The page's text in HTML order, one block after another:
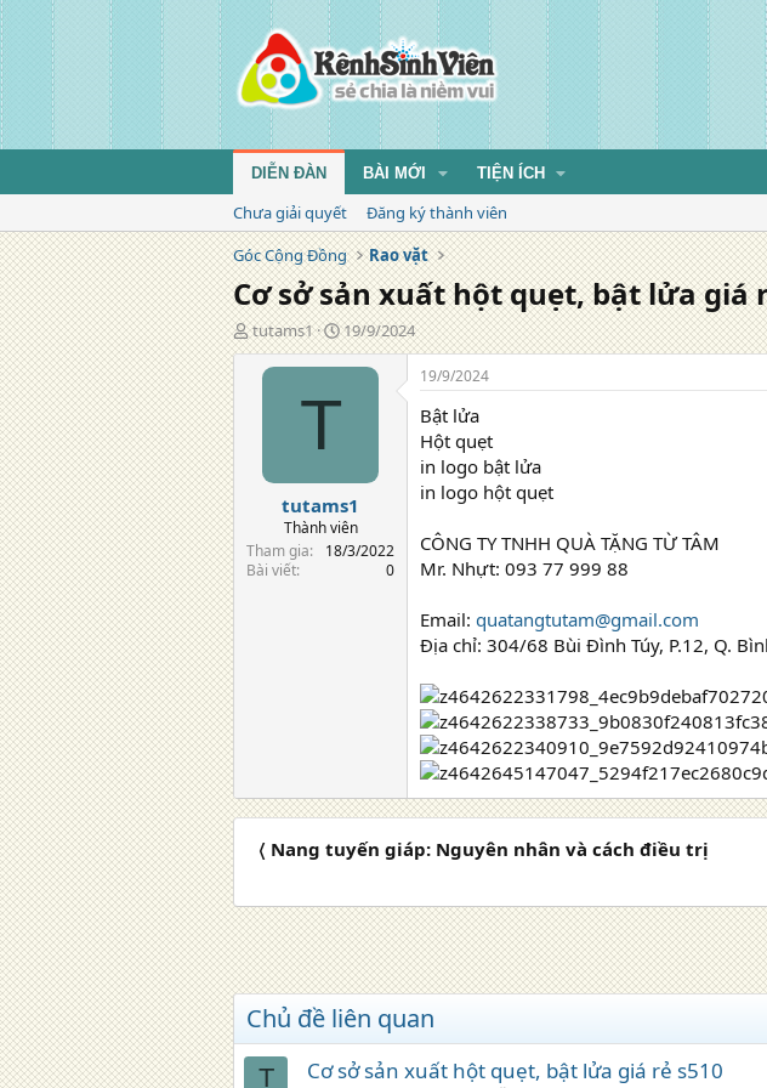
DIỄN ĐÀN BÀI MỚI TIỆN ÍCH
Chưa giải quyết
Đăng ký thành viên
Góc Cộng Đồng
Rao vặt
Cơ sở sản xuất hột quẹt, bật lửa giá
T
á
tutams1
N
g
à
g
19/9/2024
T
tutams1
Thành viên
Tham gia
18/3/2022
Bài viết
0
19/9/2024
Bật lửa
Hột quẹt
in logo bật lửa
in logo hột quẹt
CÔNG TY TNHH QUÀ TẶNG TỪ TÂM
Mr. Nhựt: 093 77 999 88
Email: quatangtutam@gmail.com
Địa chỉ: 304/68 Bùi Đình Túy, P.12, Q.
〈 Nang tuyến giáp: Nguyên nhân và cách điều trị
Chủ đề liên quan
T Cơ sở sản xuất hột quẹt, bật lửa giá rẻ s510